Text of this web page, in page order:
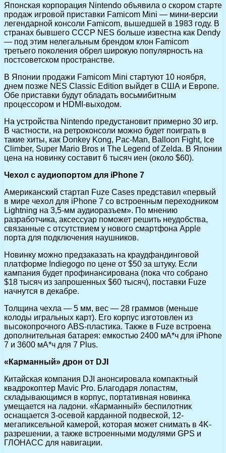
Японская корпорация Nintendo объявила о скором старте
продаж игровой приставки Famicom Mini — мини-версии
легендарной консоли Famicom, вышедшей в 1983 году. В
странах бывшего СССР NES больше известна как Dendy
— под этим нелегальным брендом клон Famicom
третьего поколения обрел широкую популярность на
постсоветском пространстве.
В Японии продажи Famicom Mini стартуют 10 ноября,
днем позже NES Classic Edition выйдет в США и Европе.
Обе приставки будут обладать восьмибитным
процессором и HDMI-выходом.
На устройства Nintendo предустановит примерно 30 игр.
В частности, на ретроконсоли можно будет поиграть в
такие хиты, как Donkey Kong, Pac-Man, Balloon Fight, Ice
Climber, Super Mario Bros и The Legend of Zelda. В Японии
цена на новинку составит 6 тысяч иен (около $60).
Чехол с аудиопортом для iPhone 7
Американский стартап Fuze Cases представил «первый
в мире чехол для iPhone 7 со встроенным переходником
Lightning на 3,5-мм аудиоразъем». По мнению
разработчика, аксессуар поможет решить неудобства,
связанные с отсутствием у нового смартфона Apple
порта для подключения наушников.
Новинку можно предзаказать на краудфандинговой
платформе Indiegogo по цене от $50 за штуку. Если
кампания будет профинансирована (пока что собрано
$18 тысяч из запрошенных $60 тысяч), поставки Fuze
начнутся в декабре.
Толщина чехла — 5 мм, вес — 28 граммов (меньше
колоды игральных карт). Его корпус изготовлен из
высокопрочного ABS-пластика. Также в Fuze встроена
дополнительная батарея: емкостью 2400 мА*ч для iPhone
7 и 3600 мА*ч для 7 Plus.
«Карманный» дрон от DJI
Китайская компания DJI анонсировала компактный
квадрокоптер Mavic Pro. Благодаря лопастям,
складывающимся в корпус, портативная новинка
умещается на ладони. «Карманный» беспилотник
оснащается 3-осевой карданной подвеской, 12-
мегапиксельной камерой, которая может снимать в 4K-
разрешении, а также встроенными модулями GPS и
ГЛОНАСС для навигации.